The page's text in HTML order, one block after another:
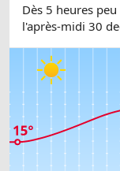
Dès 5 heures
l'après-midi 30